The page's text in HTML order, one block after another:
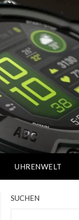
UHRENWELT
SUCHEN